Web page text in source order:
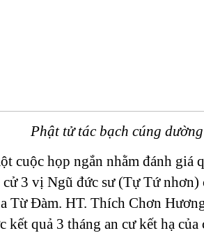
Phật tử tác bạch cúng
cuộc họp ngắn nhằm đánh giá
3 vị Ngũ đức sư (Tự Tứ nhơn)
Từ Đàm. HT. Thích Chơn
kết quả 3 tháng an cư kết hạ